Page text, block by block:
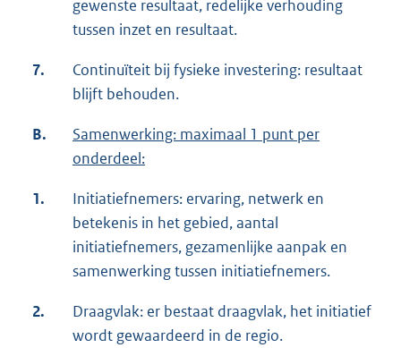
gewenste resultaat, redelijke verhouding
tussen inzet en resultaat.
7.
Continuïteit bij fysieke investering: resultaat
blijft behouden.
B.
Samenwerking: maximaal 1 punt per
onderdeel:
1.
Initiatiefnemers: ervaring, netwerk en
betekenis in het gebied, aantal
initiatiefnemers, gezamenlijke aanpak en
samenwerking tussen initiatiefnemers.
2.
Draagvlak: er bestaat draagvlak, het initiatief
wordt gewaardeerd in de regio.